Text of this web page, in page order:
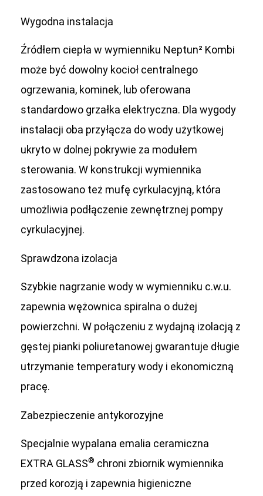
Wygodna instalacja
Źródłem ciepła w wymienniku Neptun² Kombi
może być dowolny kocioł centralnego
ogrzewania, kominek, lub oferowana
standardowo grzałka elektryczna. Dla wygody
instalacji oba przyłącza do wody użytkowej
ukryto w dolnej pokrywie za modułem
sterowania. W konstrukcji wymiennika
zastosowano też mufę cyrkulacyjną, która
umożliwia podłączenie zewnętrznej pompy
cyrkulacyjnej.
Sprawdzona izolacja
Szybkie nagrzanie wody w wymienniku c.w.u.
zapewnia wężownica spiralna o dużej
powierzchni. W połączeniu z wydajną izolacją z
gęstej pianki poliuretanowej gwarantuje długie
utrzymanie temperatury wody i ekonomiczną
pracę.
Zabezpieczenie antykorozyjne
Specjalnie wypalana emalia ceramiczna
EXTRA GLASS® chroni zbiornik wymiennika
przed korozją i zapewnia higieniczne